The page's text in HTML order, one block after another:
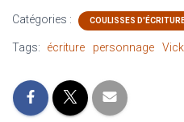
Catégories : COULISSES
Tags: écriture personnage